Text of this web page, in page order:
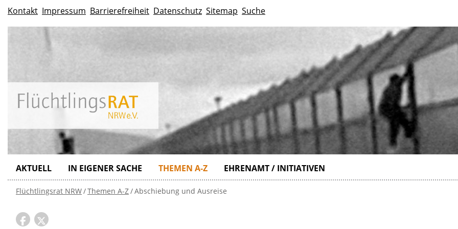
Kontakt Impressum Barrierefreiheit Datenschutz Sitemap Suche
AKTUELL IN EIGENER SACHE THEMEN A-Z EHRENAMT / INITIATIVEN
Flüchtlingsrat NRW Themen A-Z Abschiebung und Ausreise